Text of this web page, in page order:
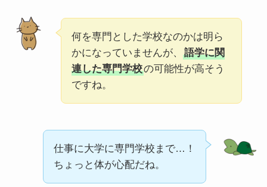
何を専門とした学校なのかは明ら
かになっていませんが、
語学に関
連した専門学校の可能性が高そう
ですね。
仕事に大学に専門学校まで…！
ちょっと体が心配だね。